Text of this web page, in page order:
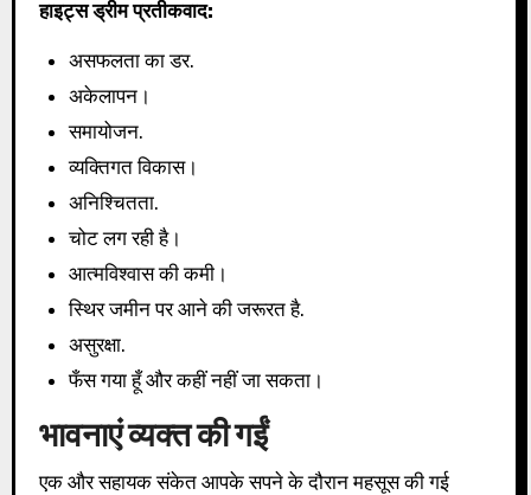
हाइट्स ड्रीम प्रतीकवाद:
असफलता का डर.
अकेलापन।
समायोजन.
व्यक्तिगत विकास।
अनिश्चितता.
चोट लग रही है।
आत्मविश्वास की कमी।
स्थिर जमीन पर आने की जरूरत है.
असुरक्षा.
फँस गया हूँ और कहीं नहीं जा सकता।
भावनाएं व्यक्त की गईं
एक और सहायक संकेत आपके सपने के दौरान महसूस की गई